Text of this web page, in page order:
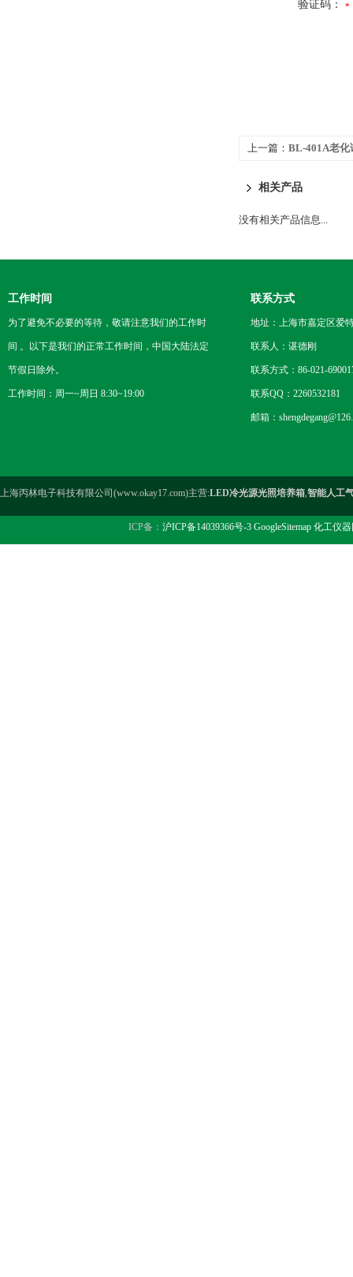
验证码：
上一篇： BL-401A老化
相关产品
没有相关产品信息...
工作时间
为了避免不必要的等待，敬请注意我们的工作时
间 。以下是我们的正常工作时间，中国大陆法定
节假日除外。
工作时间：周一~周日 8:30~19:00
联系方式
地址：上海市嘉定区爱
联系人：谌德刚
联系方式：86-021-
联系QQ：2260532181
邮箱：
上海丙林电子科技有限公司(www.okay17.com)主营:LED冷光源光照培养箱,智能人工
ICP备： 沪ICP备14039366号-3 GoogleSitemap 化工仪